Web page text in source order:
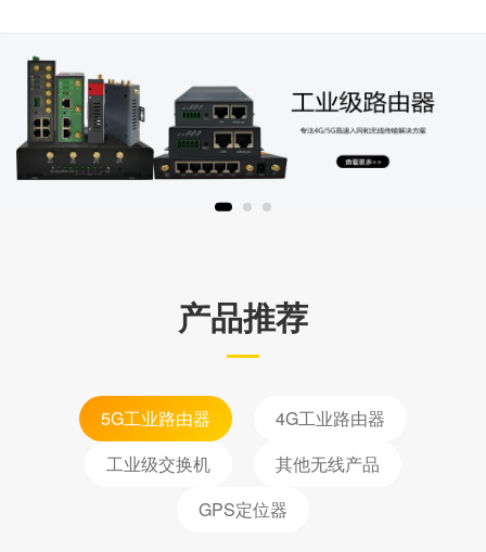
产品推荐
5G工业路由器
4G工业路由器
工业级交换机
其他无线产品
GPS定位器